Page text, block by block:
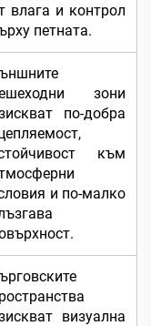
влага и контрол
петната.
зони
по-добра
към
и по-малко
визуална